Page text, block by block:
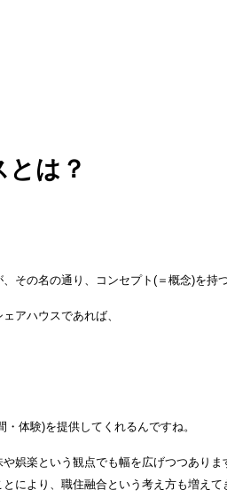
は？
その名の通り、コンセプト(＝概念)を持
アハウスであれば、
体験)を提供してくれるんですね。
娯楽という観点でも幅を広げつつありま
により、職住融合という考え方も増え